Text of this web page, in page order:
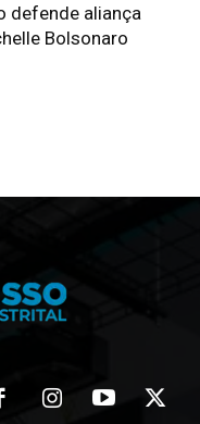
defende aliança
Bolsonaro